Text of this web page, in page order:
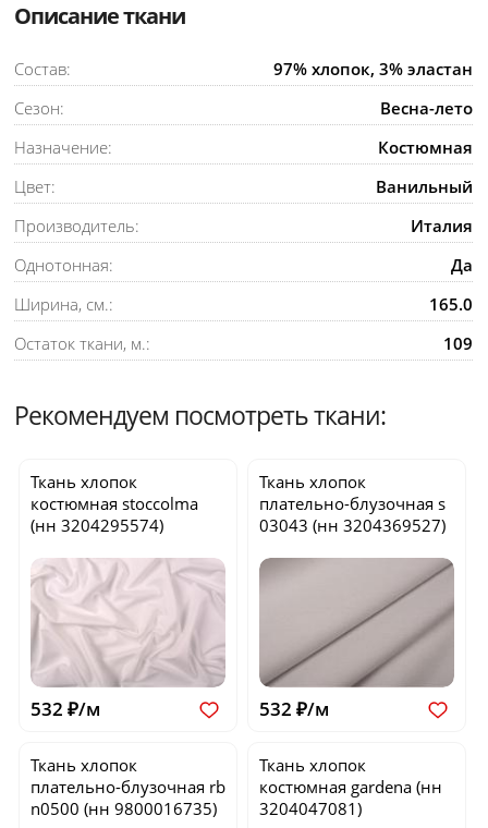
Описание ткани
Состав:
97% хлопок, 3% эластан
Сезон:
Весна-лето
Назначение:
Костюмная
Цвет:
Ванильный
Производитель:
Италия
Однотонная:
Да
Ширина, см.:
165.0
Остаток ткани, м.:
109
Рекомендуем посмотреть ткани:
Ткань хлопок
костюмнаяstoccolma
(нн 3204295574)
532 ₽/м
Ткань хлопок
плательно-блузочнаяs
03043 (нн 3204369527)
532 ₽/м
Ткань хлопок
плательно-блузочная rb
n0500 (нн 9800016735)
Ткань хлопок
костюмная gardena (нн
3204047081)